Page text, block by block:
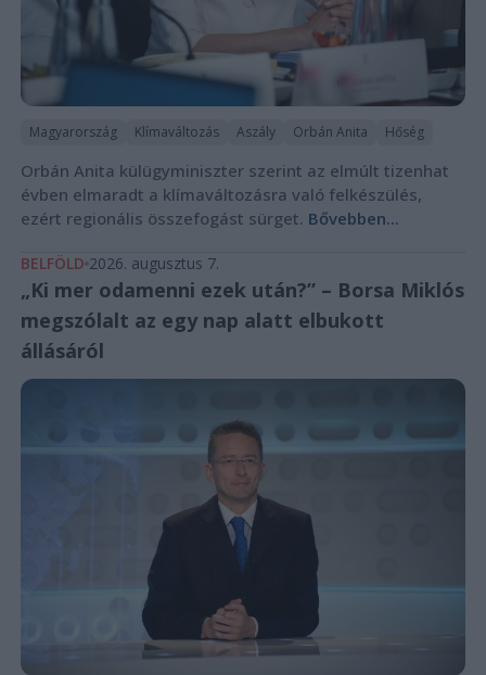
Magyarország Klímaváltozás Aszály Orbán Anita Hőség
Orbán Anita külügyminiszter szerint az elmúlt tizenhat
évben elmaradt a klímaváltozásra való felkészülés,
ezért regionális összefogást sürget. Bővebben...
BELFÖLD 2026. augusztus 7.
„Ki mer odamenni ezek után?” – Borsa Miklós
megszólalt az egy nap alatt elbukott
állásáról